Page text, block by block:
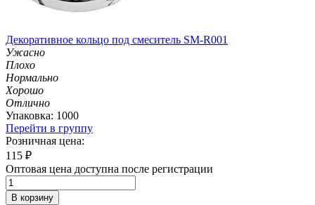
Декоративное кольцо под смеситель SM-R001
Ужасно
Плохо
Нормально
Хорошо
Отлично
Упаковка: 1000
Перейти в группу
Розничная цена:
115 ₽
Оптовая цена доступна после регистрации
В корзину